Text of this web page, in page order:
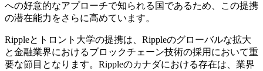
への好意的なアプローチで知られる国であるため、この提携
の潜在能力をさらに高めています。
Rippleとトロント大学の提携は、Rippleのグローバルな拡大
と金融業界におけるブロックチェーン技術の採用において重
要な節目となります。Rippleのカナダにおける存在は、業界